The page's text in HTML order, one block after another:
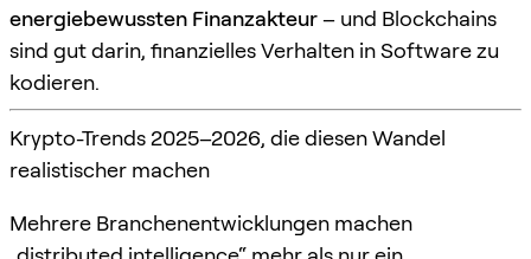
energiebewussten Finanzakteur– und Blockchains
sind gut darin, finanzielles Verhalten in Software zu
kodieren.
Krypto-Trends 2025–2026, die diesen Wandel
realistischer machen
Mehrere Branchenentwicklungen machen